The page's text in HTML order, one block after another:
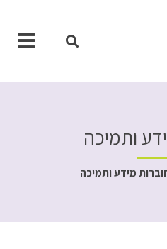
ותמיכה
מידע ותמיכה